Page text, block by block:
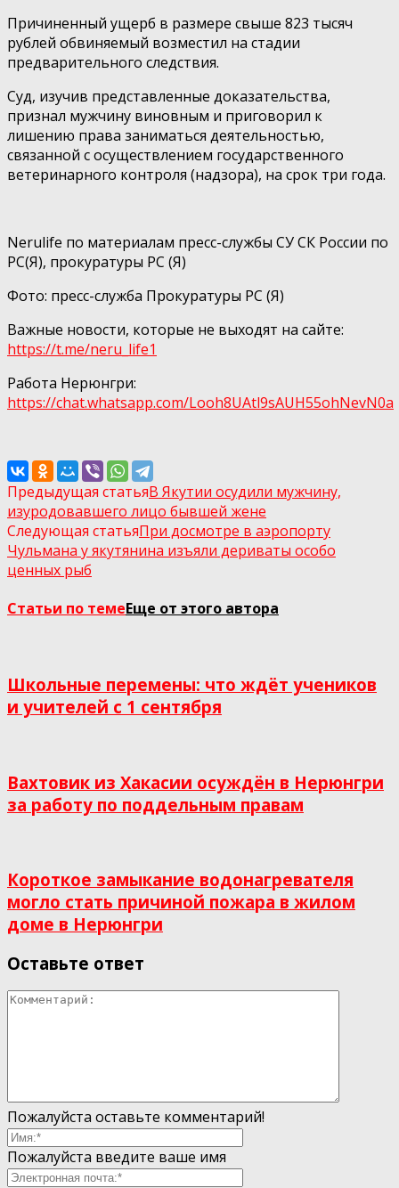
Причиненный ущерб в размере свыше 823 тысяч
рублей обвиняемый возместил на стадии
предварительного следствия.
Суд, изучив представленные доказательства,
признал мужчину виновным и приговорил к
лишению права заниматься деятельностью,
связанной с осуществлением государственного
ветеринарного контроля (надзора), на срок три года.
Nerulife по материалам пресс-службы СУ СК России по
РС(Я), прокуратуры РС (Я)
Фото: пресс-служба Прокуратуры РС (Я)
Важные новости, которые не выходят на сайте:
https://t.me/neru_life1
Работа Нерюнгри:
https://chat.whatsapp.com/Looh8UAtl9sAUH55ohNеvN0а
Предыдущая статьяВ Якутии осудили мужчину,
изуродовавшего лицо бывшей жене
Следующая статьяПри досмотре в аэропорту
Чульмана у якутянина изъяли дериваты особо
ценных рыб
Статьи по темеЕще от этого автора
Школьные перемены: что ждёт учеников
и учителей с 1 сентября
Вахтовик из Хакасии осуждён в Нерюнгри
за работу по поддельным правам
Короткое замыкание водонагревателя
могло стать причиной пожара в жилом
доме в Нерюнгри
Оставьте ответ
Пожалуйста оставьте комментарий!
Пожалуйста введите ваше имя